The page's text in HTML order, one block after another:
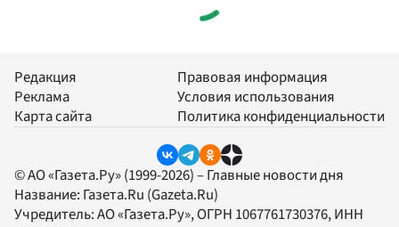
Редакция
Реклама
Карта сайта
Правовая информация
Условия использования
Политика конфиденциальности
© АО «Газета.Ру» (1999-2026) – Главные новости дня
Название: Газета.Ru (Gazeta.Ru)
Учредитель:АО «Газета.Ру», ОГРН 1067761730376, ИНН